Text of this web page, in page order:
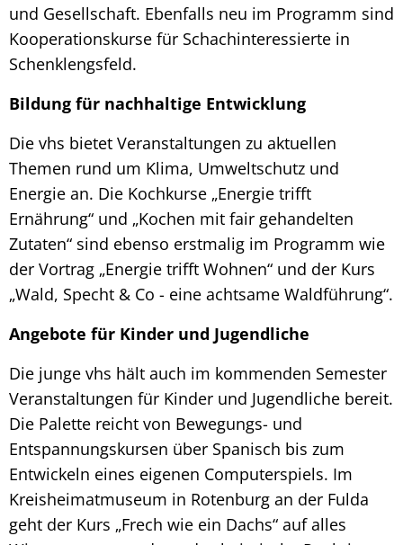
und Gesellschaft. Ebenfalls neu im Programm sind
Kooperationskurse für Schachinteressierte in
Schenklengsfeld.
Bildung für nachhaltige Entwicklung
Die vhs bietet Veranstaltungen zu aktuellen
Themen rund um Klima, Umweltschutz und
Energie an. Die Kochkurse „Energie trifft
Ernährung“ und „Kochen mit fair gehandelten
Zutaten“ sind ebenso erstmalig im Programm wie
der Vortrag „Energie trifft Wohnen“ und der Kurs
„Wald, Specht & Co - eine achtsame Waldführung“.
Angebote für Kinder und Jugendliche
Die junge vhs hält auch im kommenden Semester
Veranstaltungen für Kinder und Jugendliche bereit.
Die Palette reicht von Bewegungs- und
Entspannungskursen über Spanisch bis zum
Entwickeln eines eigenen Computerspiels. Im
Kreisheimatmuseum in Rotenburg an der Fulda
geht der Kurs „Frech wie ein Dachs“ auf alles